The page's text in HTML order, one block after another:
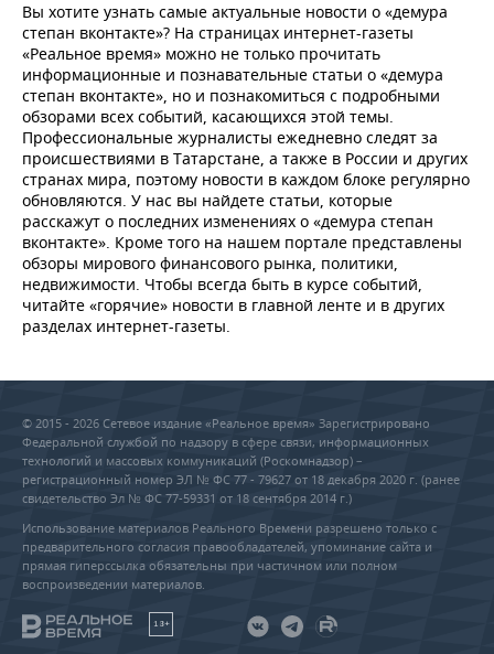
ВУЗЫ ТАТАРСТАНА
КОМУ ПРИНАДЛЕЖАТ
ТОРГОВЫЕ ЦЕНТРЫ
ТАТАРСТАНА
БАНКИ
БЮДЖЕТ
ИНВЕСТИЦИИ
ПРОМЫШЛЕННОСТИ
АГРОПРОМ
МАШИНОСТРОЕНИЕ
НЕФТЕХИМИЯ
НЕФТЬ
ОПК
ЭНЕРГЕТИКА
НОВОСТИ НЕДВИЖИМОСТИ
АВТО
НОВОСТИ АВТО
БИЗНЕС
НОВОСТИ БИЗНЕСА
РОЗНИЧНАЯ ТОРГОВЛЯ
ТРАНСПОРТ
УСЛУГИ
ТЕХНОЛОГИИ
НОВОСТИ ТЕХНОЛОГИЙ
IT
МЕДИА
МЕРОПРИЯТИЯ
НОВОСТИ МЕРОПРИЯТИЙ
ВЫЕЗДНАЯ РЕДАКЦИЯ
ОТКРЫТАЯ ЛЕКЦИЯ
СПОРТ
НОВОСТИ СПОРТА
БАСКЕТБОЛ
ВОЛЕЙБОЛ
КИБЕРСПОРТ
ФИГУРНОЕ КАТАНИЕ
ОБЩЕСТВО
ИНФРАСТРУКТУРА
ИСТОРИЯ
КУЛЬТУРА
СПРАВОЧНИК
СПИСОК ПЕРСОН
СПИСОК КОМПАНИЙ
ПОЛНАЯ ВЕРСИЯ
Вы хотите узнать самые актуальные новости о «демура
степан вконтакте»? На страницах интернет-газеты
«Реальное время» можно не только прочитать
информационные и познавательные статьи о «демура
степан вконтакте», но и познакомиться с подробными
обзорами всех событий, касающихся этой темы.
Профессиональные журналисты ежедневно следят за
происшествиями в Татарстане, а также в России и других
странах мира, поэтому новости в каждом блоке регулярно
обновляются. У нас вы найдете статьи, которые
расскажут о последних изменениях о «демура степан
вконтакте». Кроме того на нашем портале представлены
обзоры мирового финансового рынка, политики,
недвижимости. Чтобы всегда быть в курсе событий,
читайте «горячие» новости в главной ленте и в других
разделах интернет-газеты.
© 2015 - 2026 Сетевое издание «Реальное время» Зарегистрировано
Федеральной службой по надзору в сфере связи, информационных
технологий и массовых коммуникаций (Роскомнадзор) –
регистрационный номер ЭЛ № ФС 77 - 79627 от 18 декабря 2020 г. (ранее
свидетельство Эл № ФС 77-59331 от 18 сентября 2014 г.)
Использование материалов Реального Времени разрешено только с
предварительного согласия правообладателей, упоминание сайта и
прямая гиперссылка обязательны при частичном или полном
воспроизведении материалов.
18+